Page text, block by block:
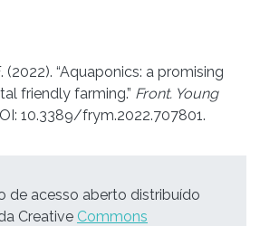
(2022). “Aquaponics: a promising
friendly farming.” Front. Young
10.3389/frym.2022.707801.
de acesso aberto distribuído
Creative Commons